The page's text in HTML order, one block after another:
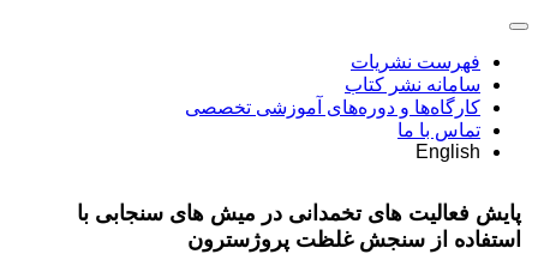
فهرست نشریات
سامانه نشر کتاب
کارگاه‌ها و دوره‌های آموزشی تخصصی
تماس با ما
English
پایش فعالیت های تخمدانی در میش های سنجابی با
استفاده از سنجش غلظت پروژسترون